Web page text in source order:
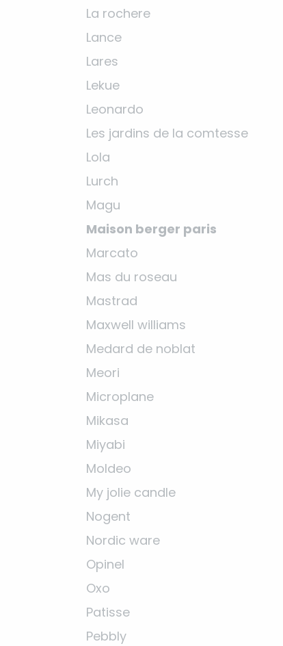
La rochere
Lance
Lares
Lekue
Leonardo
Les jardins de la comtesse
Lola
Lurch
Magu
Maison berger paris
Marcato
Mas du roseau
Mastrad
Maxwell williams
Medard de noblat
Meori
Microplane
Mikasa
Miyabi
Moldeo
My jolie candle
Nogent
Nordic ware
Opinel
Oxo
Patisse
Pebbly